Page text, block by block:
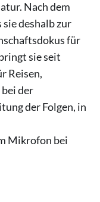
Nach dem
deshalb zur
für
sie seit
Reisen,
der
der Folgen, in
Mikrofon bei